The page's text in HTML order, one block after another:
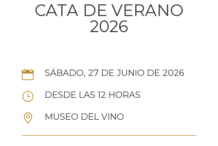
CATA DE VERANO
2026
 SÁBADO, 27 DE JUNIO DE 2026
} DESDE LAS 12 HORAS
 MUSEO DEL VINO